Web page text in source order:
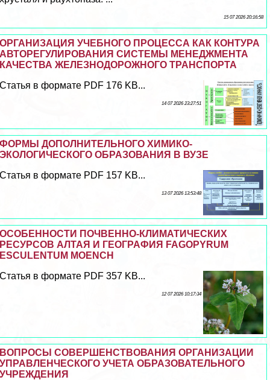
15 07 2026 20:16:58
ОРГАНИЗАЦИЯ УЧЕБНОГО ПРОЦЕССА КАК КОНТУРА
АВТОРЕГУЛИРОВАНИЯ СИСТЕМЫ МЕНЕДЖМЕНТА
КАЧЕСТВА ЖЕЛЕЗНОДОРОЖНОГО ТРАНСПОРТА
Статья в формате PDF 176 KB...
14 07 2026 23:27:51
ФОРМЫ ДОПОЛНИТЕЛЬНОГО ХИМИКО-
ЭКОЛОГИЧЕСКОГО ОБРАЗОВАНИЯ В ВУЗЕ
Статья в формате PDF 157 KB...
13 07 2026 13:53:48
ОСОБЕННОСТИ ПОЧВЕННО-КЛИМАТИЧЕСКИХ
РЕСУРСОВ АЛТАЯ И ГЕОГРАФИЯ FAGOPYRUM
ESCULENTUM MOENCH
Статья в формате PDF 357 KB...
12 07 2026 10:17:34
ВОПРОСЫ СОВЕРШЕНСТВОВАНИЯ ОРГАНИЗАЦИИ
УПРАВЛЕНЧЕСКОГО УЧЕТА ОБРАЗОВАТЕЛЬНОГО
УЧРЕЖДЕНИЯ